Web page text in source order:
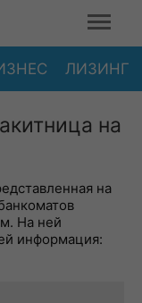
ЛИЗИНГ
на
на
На ней
информация: